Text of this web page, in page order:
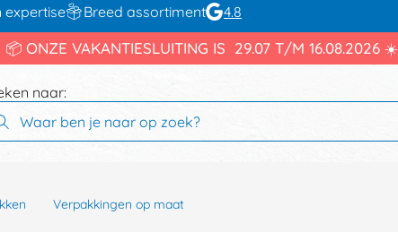
expertise Breed assortiment 4.8
📦 ONZE VAKANTIESLUITING IS 29.07 T/M 16.08.2026 ☀️
naar:
Verpakkingen op maat